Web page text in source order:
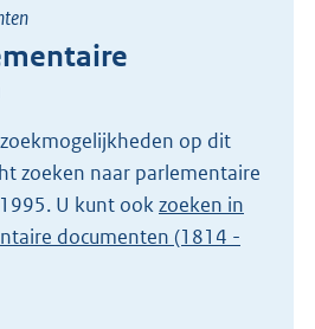
op dit
zoeken naar parlementaire
U kunt ookzoeken in
documenten (1814 -